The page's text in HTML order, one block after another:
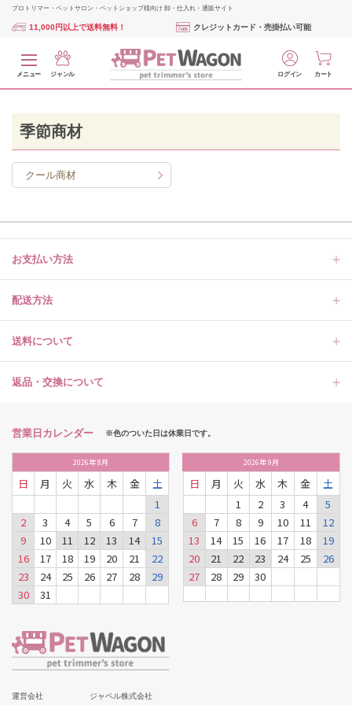
プロトリマー・ペットサロン・ペットショップ様向け 卸・仕入れ・通販サイト
11,000円以上で送料無料！ クレジットカード・売掛払い可能
メニュー ジャンル ログイン カート
季節商材
クール商材
お支払い方法
配送方法
送料について
返品・交換について
営業日カレンダー ※色のついた日は休業日です。
2026年8月
日 月 火 水 木 金
土
1
2
3 4 5 6 7
8
9
10 11 12 13 14
15
16
17 18 19 20 21
22
23
24 25 26 27 28
29
30
31
2026年9月
日 月 火 水 木 金
土
1
2 3 4
5
6
7 8 9 10 11
12
13
14 15 16 17 18
19
20
21 22 23 24 25
26
27
28 29 30
運営会社 ジャペル株式会社